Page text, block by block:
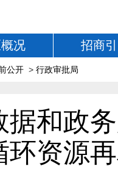
况 招商
公开 > 行政审批局
据和政
环资源